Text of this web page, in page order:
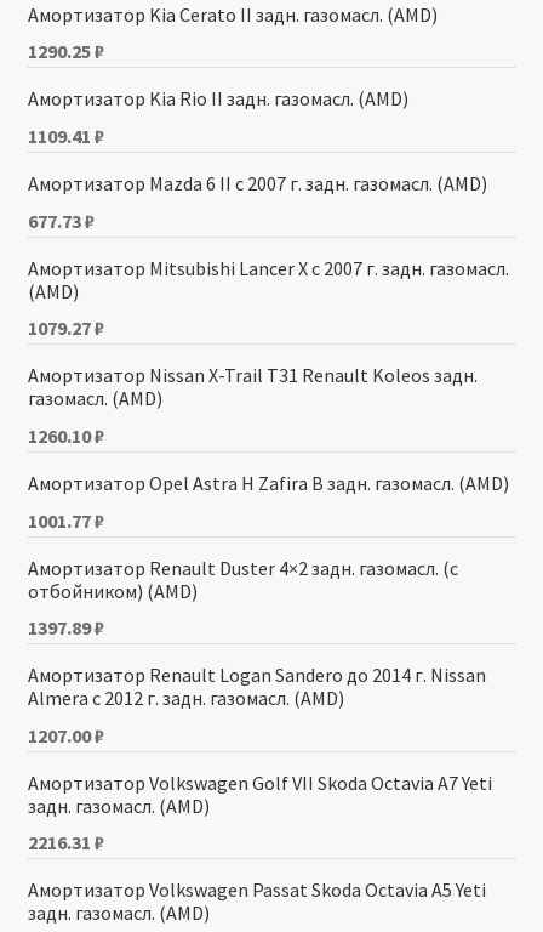
Амортизатор Kia Cerato II задн. газомасл. (AMD)
1290.25₽
Амортизатор Kia Rio II задн. газомасл. (AMD)
1109.41 ₽
Амортизатор Mazda 6 II с 2007 г. задн. газомасл. (AMD)
677.73₽
Амортизатор Mitsubishi Lancer X с 2007 г. задн. газомасл.
(AMD)
1079.27₽
Амортизатор Nissan X-Trail T31 Renault Koleos задн.
газомасл. (AMD)
1260.10₽
Амортизатор Opel Astra H Zafira B задн. газомасл. (AMD)
1001.77₽
Амортизатор Renault Duster 4×2 задн. газомасл. (с
отбойником) (AMD)
1397.89₽
Амортизатор Renault Logan Sandero до 2014 г. Nissan
Almera с 2012 г. задн. газомасл. (AMD)
1207.00₽
Амортизатор Volkswagen Golf VII Skoda Octavia A7 Yeti
задн. газомасл. (AMD)
2216.31 ₽
Амортизатор Volkswagen Passat Skoda Octavia A5 Yeti
задн. газомасл. (AMD)